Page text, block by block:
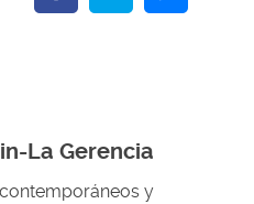
La Gerencia
y